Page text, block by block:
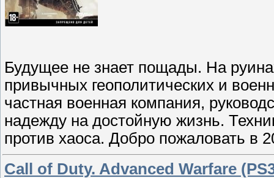
Будущее не знает пощады. На
привычных геополитических и
частная военная компания,
надежду на достойную жизнь.
против хаоса. Добро пожаловать в
Call of Duty. Advanced Warfare